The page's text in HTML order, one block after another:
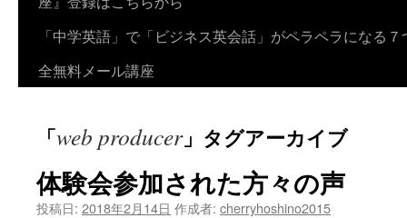
キ
「中学英語」で「ビジネス英会話」がペラペラになる
全無料メール講座
「web producer」タグアーカイブ
体験会参加された方々の声
投稿日: 2018年2月14日 作成者: cherryhoshino2015